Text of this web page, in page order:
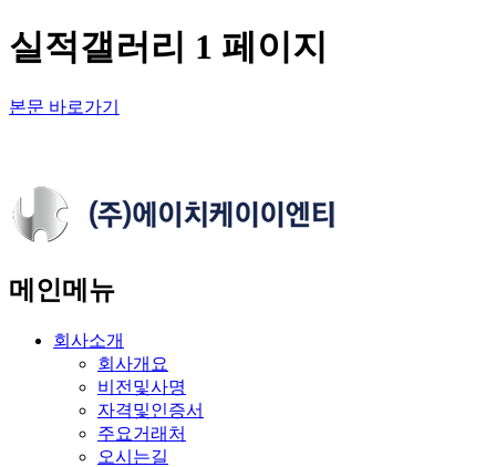
실적갤러리 1 페이지
본문 바로가기
메인메뉴
회사소개
회사개요
비전및사명
자격및인증서
주요거래처
오시는길